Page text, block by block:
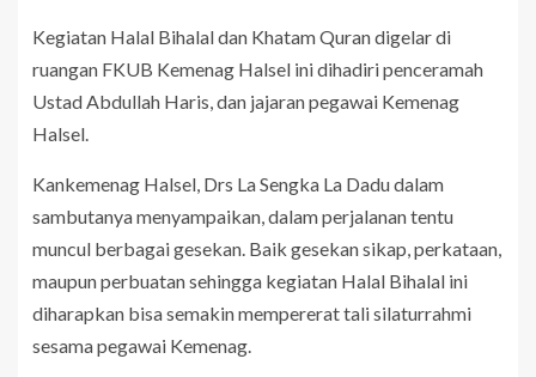
Kegiatan Halal Bihalal dan Khatam Quran digelar di
ruangan FKUB Kemenag Halsel ini dihadiri penceramah
Ustad Abdullah Haris, dan jajaran pegawai Kemenag
Halsel.
Kankemenag Halsel, Drs La Sengka La Dadu dalam
sambutanya menyampaikan, dalam perjalanan tentu
muncul berbagai gesekan. Baik gesekan sikap, perkataan,
maupun perbuatan sehingga kegiatan Halal Bihalal ini
diharapkan bisa semakin mempererat tali silaturrahmi
sesama pegawai Kemenag.